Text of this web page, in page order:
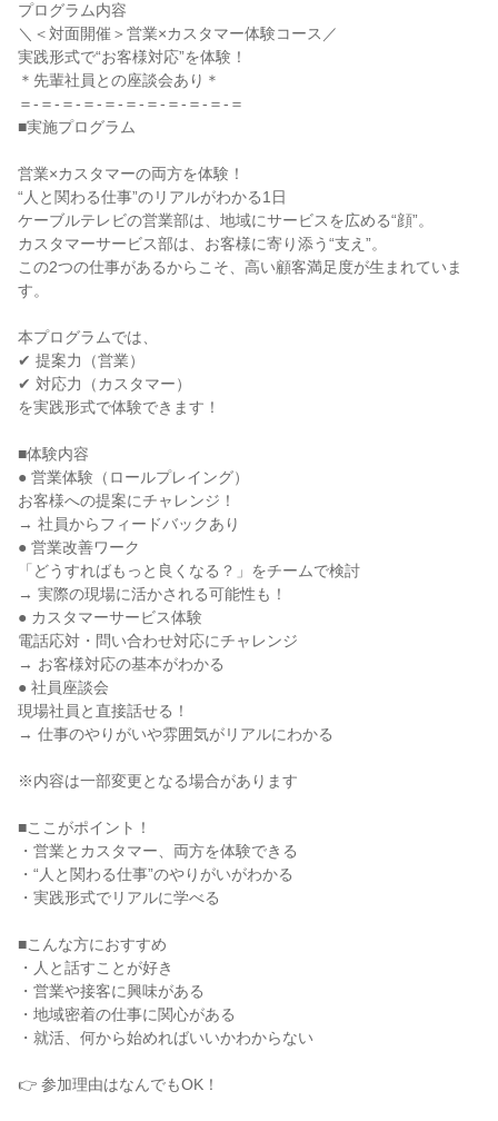
プログラム内容
＼＜対面開催＞営業×カスタマー体験コース／
実践形式で“お客様対応”を体験！
＊先輩社員との座談会あり＊
＝-＝-＝-＝-＝-＝-＝-＝-＝-＝-＝
■実施プログラム
営業×カスタマーの両方を体験！
“人と関わる仕事”のリアルがわかる1日
ケーブルテレビの営業部は、地域にサービスを広める“顔”。
カスタマーサービス部は、お客様に寄り添う“支え”。
この2つの仕事があるからこそ、高い顧客満足度が生まれていま
す。
本プログラムでは、
✔ 提案力（営業）
✔ 対応力（カスタマー）
を実践形式で体験できます！
■体験内容
● 営業体験（ロールプレイング）
お客様への提案にチャレンジ！
→ 社員からフィードバックあり
● 営業改善ワーク
「どうすればもっと良くなる？」をチームで検討
→ 実際の現場に活かされる可能性も！
● カスタマーサービス体験
電話応対・問い合わせ対応にチャレンジ
→ お客様対応の基本がわかる
● 社員座談会
現場社員と直接話せる！
→ 仕事のやりがいや雰囲気がリアルにわかる
※内容は一部変更となる場合があります
■ここがポイント！
・営業とカスタマー、両方を体験できる
・“人と関わる仕事”のやりがいがわかる
・実践形式でリアルに学べる
■こんな方におすすめ
・人と話すことが好き
・営業や接客に興味がある
・地域密着の仕事に関心がある
・就活、何から始めればいいかわからない
👉 参加理由はなんでもOK！